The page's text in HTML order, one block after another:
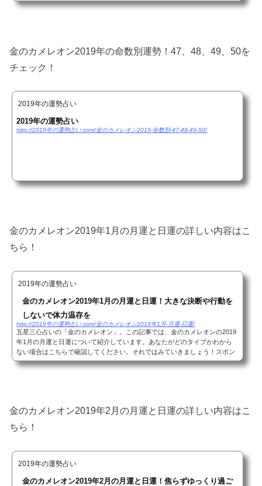
金のカメレオン2019年の命数別運勢！47、48、49、50を
チェック！
2019年の運勢占い
2019年の運勢占い
http://2019年の運勢占い.com/金のカメレオン2019-命数別-47-48-49-50/
金のカメレオン2019年1月の月運と日運の詳しい内容はこ
ちら！
2019年の運勢占い
金のカメレオン2019年1月の月運と日運！大きな決断や行動を
しないで体力温存を
http://2019年の運勢占い.com/金のカメレオン2019年1月-月運-日運/
五星三心占いの「金のカメレオン」。この記事では、金のカメレオンの2019
年1月の月運と日運について紹介しています。あなたがどのタイプかわから
ない場合はこちらで確認してください。それではみていきましょう！スポン
サーリンク(adsbygoogle = window.adsbygoogle ...
金のカメレオン2019年2月の月運と日運の詳しい内容はこ
ちら！
2019年の運勢占い
金のカメレオン2019年2月の月運と日運！焦らずゆっくり過ご